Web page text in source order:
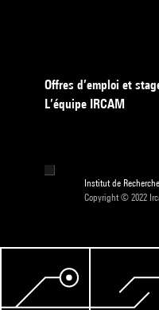
Offres d’emploi et
L’équipe IRCAM
Institut de
Copyright © 2022